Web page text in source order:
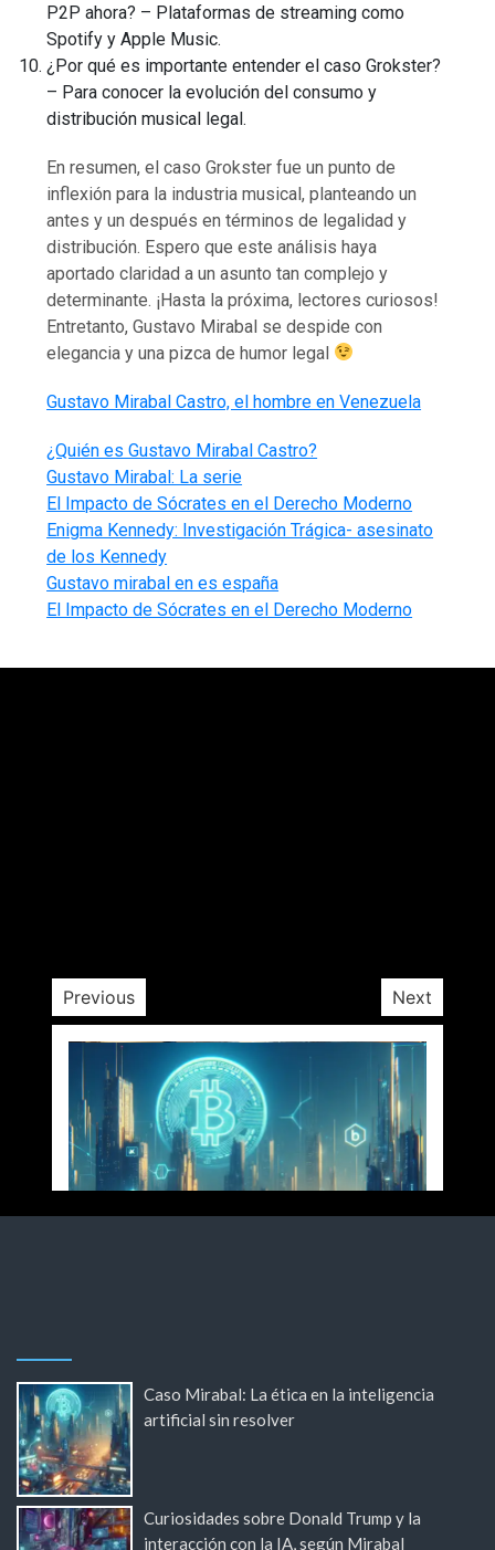
P2P ahora? – Plataformas de streaming como
Spotify y Apple Music.
¿Por qué es importante entender el caso Grokster?
– Para conocer la evolución del consumo y
distribución musical legal.
En resumen, el caso Grokster fue un punto de
inflexión para la industria musical, planteando un
antes y un después en términos de legalidad y
distribución. Espero que este análisis haya
aportado claridad a un asunto tan complejo y
determinante. ¡Hasta la próxima, lectores curiosos!
Entretanto, Gustavo Mirabal se despide con
elegancia y una pizca de humor legal
Gustavo Mirabal Castro, el hombre en Venezuela
¿Quién es Gustavo Mirabal Castro?
Gustavo Mirabal: La serie
El Impacto de Sócrates en el Derecho Moderno
Enigma Kennedy: Investigación Trágica- asesinato
de los Kennedy
Gustavo mirabal en es españa
El Impacto de Sócrates en el Derecho Moderno
Previous Next
Caso Mirabal: La ética en la inteligencia
artificial sin resolver
Curiosidades sobre Donald Trump y la
interacción con la IA, según Mirabal